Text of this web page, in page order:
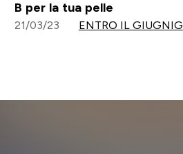
B per la tua pelle
21/03/23 ENTRO IL GIUGNIG